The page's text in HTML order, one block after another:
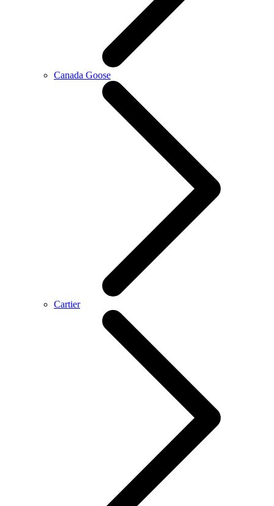
Canada Goose
Cartier